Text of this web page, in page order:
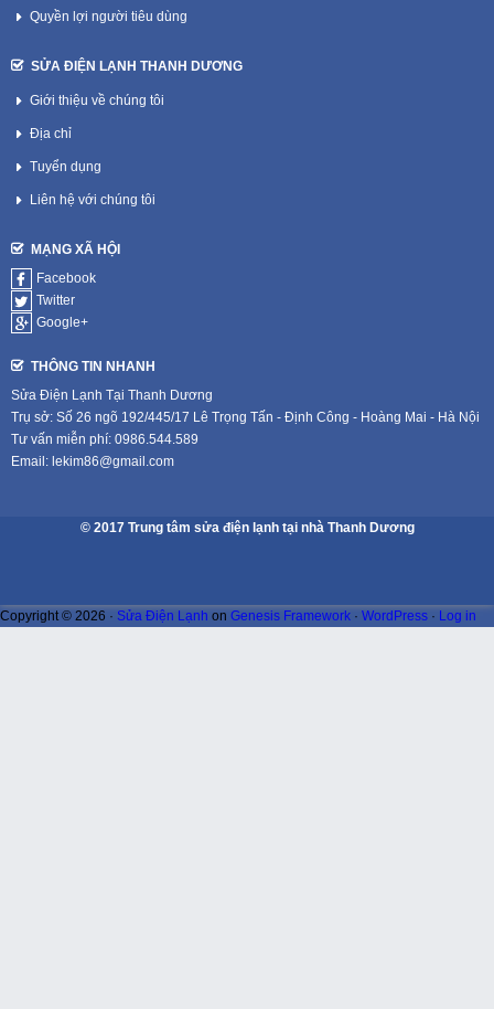
Quyền lợi người tiêu dùng
SỬA ĐIỆN LẠNH THANH DƯƠNG
Giới thiệu về chúng tôi
Địa chỉ
Tuyển dụng
Liên hệ với chúng tôi
MẠNG XÃ HỘI
Facebook
Twitter
Google+
THÔNG TIN NHANH
Sửa Điện Lạnh Tại Thanh Dương
Trụ sở: Số 26 ngõ 192/445/17 Lê Trọng Tấn - Định Công - Hoàng Mai - Hà Nội
Tư vấn miễn phí: 0986.544.589
Email: lekim86@gmail.com
© 2017 Trung tâm sửa điện lạnh tại nhà Thanh Dương
Copyright © 2026 · Sửa Điện Lạnh on Genesis Framework · WordPress · Log in